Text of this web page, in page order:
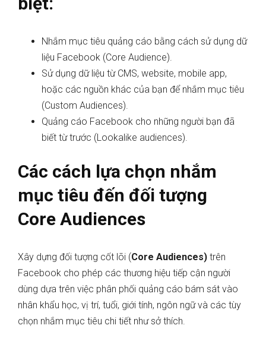
Nhắm mục tiêu quảng cáo bằng cách sử dụng dữ
liệu Facebook (Core Audience).
Sử dụng dữ liệu từ CMS, website, mobile app,
hoặc các nguồn khác của bạn để nhắm mục tiêu
(Custom Audiences).
Quảng cáo Facebook cho những người bạn đã
biết từ trước (Lookalike audiences).
Các cách lựa chọn nhắm
mục tiêu đến đối tượng
Core Audiences
Xây dựng đối tượng cốt lõi (Core Audiences) trên
Facebook cho phép các thương hiệu tiếp cận người
dùng dựa trên việc phân phối quảng cáo bám sát vào
nhân khẩu học, vị trí, tuổi, giới tính, ngôn ngữ và các tùy
chọn nhắm mục tiêu chi tiết như sở thích.